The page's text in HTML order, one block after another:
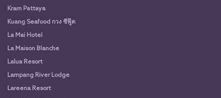
Kram Pattaya
Kuang Seafood กวง ซีฟู๊ด
La Mai Hotel
La Maison Blanche
Lalua Resort
Lampang River Lodge
Lareena Resort